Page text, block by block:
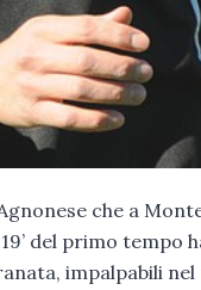
che a
del primo
impalpabili